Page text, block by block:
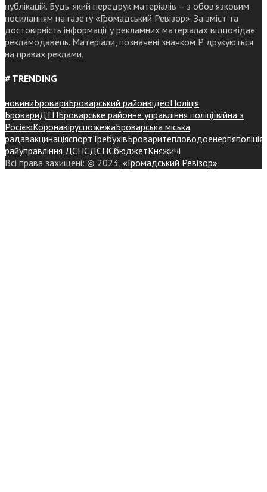
публікацій. Будь-який передрук матеріалів – з обов’язковим
посиланням на газету «Громадський Ревізор». За зміст та
достовірність інформації у рекламних матеріалах відповідає
рекламодавець. Матеріали, позначені значком Р друкуються
на правах реклами.
# TRENDING
новиниБровариБроварський районвідеоПоліція
БровариДТПБроварське районне управління поліціївійна з
РосієюКоронавіруспожежаБроварська міська
радавакцинаціяспортТребухівБроваритепловодоенергіяполіція
райуправління ДСНСДСНСбюджетКняжичі
Всі права захищені: © 2023, «Громадський Ревізор»